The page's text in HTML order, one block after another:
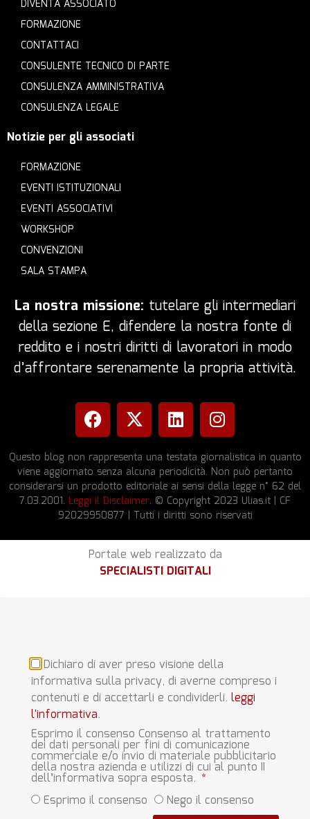
DIVENTA ASSOCIATO
FORMAZIONE
CONTATTACI
CONSULENTE TECNICO DI PARTE
CONSULENZA AMMINISTRATIVA
CONSULENZA LEGALE
Notizie per gli associati
FORMAZIONE
EVENTI ISTITUZIONALI
EVENTI ASSOCIATIVI
WORKSHOP
CONVENZIONI
SALA STAMPA
La nostra missione: tutelare gli intermediari
della sezione E, difendere la nostra fonte di
reddito e i nostri diritti di lavoratori in modo
d’affrontare serenamente la propria attività.
Questo blog non rappresenta una testata giornalistica in quanto
viene aggiornato senza alcuna periodicità. Non può pertanto
considerarsi un prodotto editoriale ai sensi della legge n° 62 del
7.03.2001. Leggi il Disclaimer. © Copyright 2023 Ulias.it | CF
92029950877 | Tutti i diritti sono riservati
Portale web realizzato da
SPECIALISTI DIGITALI
Dichiaro di aver preso visione della
informativa sulla privacy, di averne compreso i
contenuti e di accettarli e condividerli. leggi
l'informativa.
Esprimo il consenso Consenso al trattamento
dei dati personali per fini di comunicazione
commerciale e/o invio di materiale pubblicitario
della nostra azienda e utilizzi di cui al punto II
dell’informativa sopra esposta.
Esprimo il consenso
Nego il consenso